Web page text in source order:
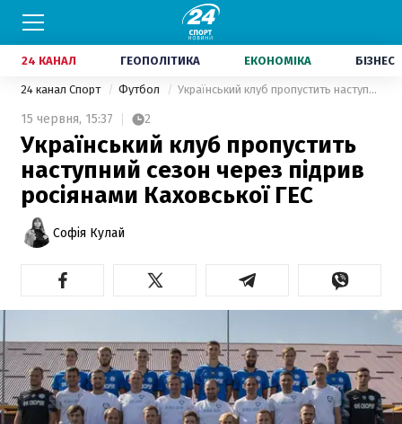
24 КАНАЛ ГЕОПОЛІТИКА ЕКОНОМІКА БІЗНЕС
24 канал Спорт Футбол Український клуб пропустить наступний сезон через підрив росіянами Каховської ГЕС
15 червня, 15:37 2
Український клуб пропустить
наступний сезон через підрив
росіянами Каховської ГЕС
Софія Кулай